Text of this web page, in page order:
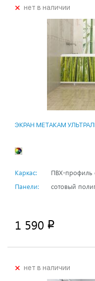
+нет в наличии
ЭКРАН МЕТАКАМ
Каркас:
ПВХ-
Панели:
сотовый
1 590 p
+нет в наличии